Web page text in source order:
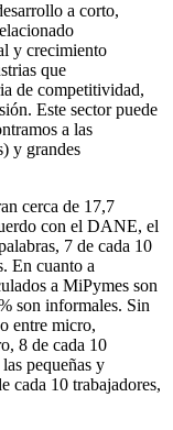
a corto,
y crecimiento
que
de competitividad,
Este sector puede
a las
y grandes
cerca de 17,7
con el DANE, el
7 de cada 10
En cuanto a
a MiPymes son
son informales. Sin
entre micro,
8 de cada 10
pequeñas y
cada 10 trabajadores,